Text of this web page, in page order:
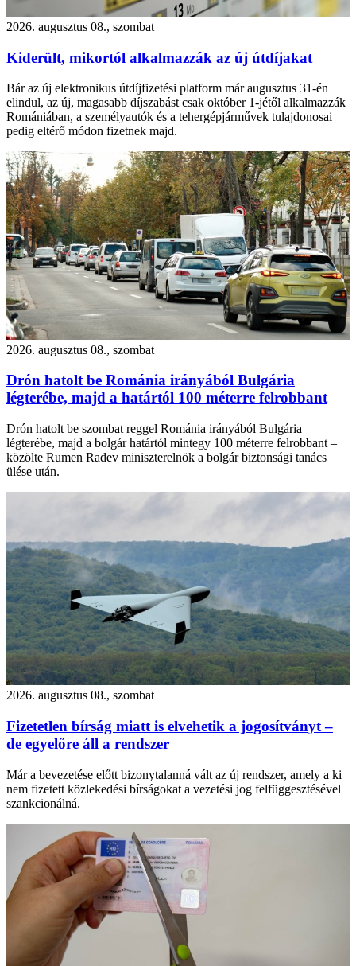
2026. augusztus 08., szombat
Kiderült, mikortól alkalmazzák az új útdíjakat
Bár az új elektronikus útdíjfizetési platform már augusztus 31-én
elindul, az új, magasabb díjszabást csak október 1-jétől alkalmazzák
Romániában, a személyautók és a tehergépjárművek tulajdonosai
pedig eltérő módon fizetnek majd.
2026. augusztus 08., szombat
Drón hatolt be Románia irányából Bulgária
légterébe, majd a határtól 100 méterre felrobbant
Drón hatolt be szombat reggel Románia irányából Bulgária
légterébe, majd a bolgár határtól mintegy 100 méterre felrobbant –
közölte Rumen Radev miniszterelnök a bolgár biztonsági tanács
ülése után.
2026. augusztus 08., szombat
Fizetetlen bírság miatt is elvehetik a jogosítványt –
de egyelőre áll a rendszer
Már a bevezetése előtt bizonytalanná vált az új rendszer, amely a ki
nem fizetett közlekedési bírságokat a vezetési jog felfüggesztésével
szankcionálná.